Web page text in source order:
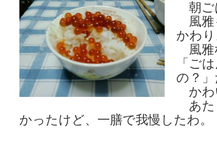
朝ご
風雅
かわ
風雅
「ご
の？
かわ
あた
かったけど、一膳で我慢したわ。